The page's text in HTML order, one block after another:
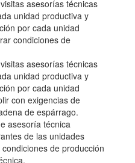
asesorías técnicas
unidad productiva y
por cada unidad
condiciones de
asesorías técnicas
unidad productiva y
por cada unidad
con exigencias de
de espárrago.
asesoría técnica
de las unidades
de producción